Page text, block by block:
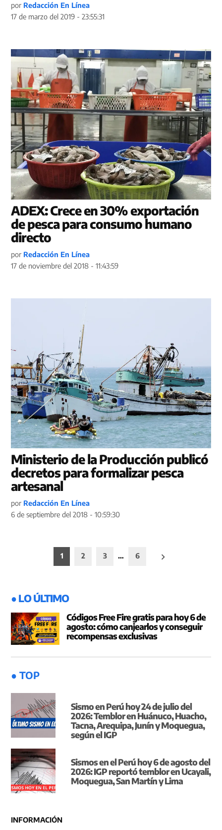
por Redacción En Línea
17 de marzo del 2019 - 23:55:31
ADEX: Crece en 30% exportación
de pesca para consumo humano
directo
por Redacción En Línea
17 de noviembre del 2018 - 11:43:59
Ministerio de la Producción publicó
decretos para formalizar pesca
artesanal
por Redacción En Línea
6 de septiembre del 2018 - 10:59:30
Paginación
1 2 3 … 6
● LO ÚLTIMO
Códigos Free Fire gratis para hoy 6 de
agosto: cómo canjearlos y conseguir
recompensas exclusivas
● TOP
Sismo en Perú hoy 24 de julio del
2026: Temblor en Huánuco, Huacho,
Tacna, Arequipa, Junín y Moquegua,
según el IGP
Sismos en el Perú hoy 6 de agosto del
2026: IGP reportó temblor en Ucayali,
Moquegua, San Martín y Lima
INFORMACIÓN